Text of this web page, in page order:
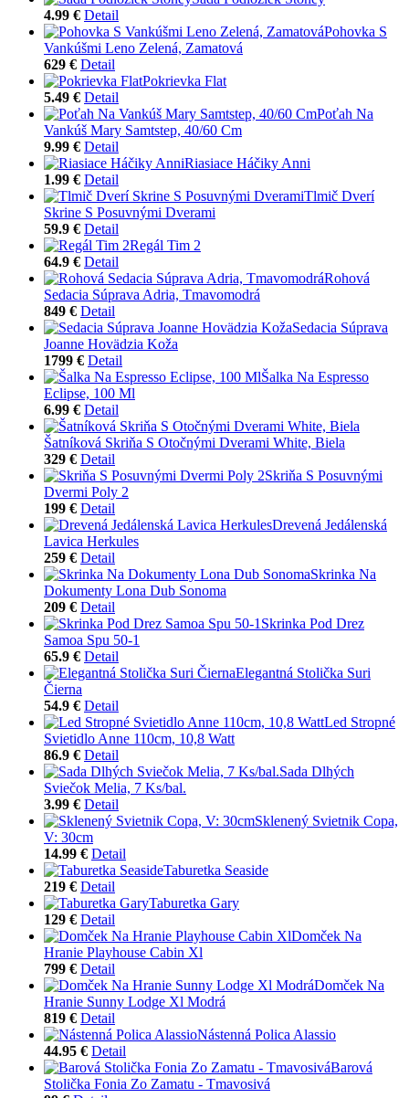
4.99 € Detail
Pohovka S
Vankúšmi Leno Zelená, Zamatová
629 € Detail
Pokrievka Flat
5.49 € Detail
Poťah Na
Vankúš Mary Samtstep, 40/60 Cm
9.99 € Detail
Riasiace Háčiky Anni
1.99 € Detail
Tlmič Dverí
Skrine S Posuvnými Dverami
59.9 € Detail
Regál Tim 2
64.9 € Detail
Rohová
Sedacia Súprava Adria, Tmavomodrá
849 € Detail
Sedacia Súprava
Joanne Hovädzia Koža
1799 € Detail
Šalka Na Espresso
Eclipse, 100 Ml
6.99 € Detail
Šatníková Skriňa S Otočnými Dverami White, Biela
329 € Detail
Skriňa S Posuvnými
Dvermi Poly 2
199 € Detail
Drevená Jedálenská
Lavica Herkules
259 € Detail
Skrinka Na
Dokumenty Lona Dub Sonoma
209 € Detail
Skrinka Pod Drez
Samoa Spu 50-1
65.9 € Detail
Elegantná Stolička Suri
Čierna
54.9 € Detail
Led Stropné
Svietidlo Anne 110cm, 10,8 Watt
86.9 € Detail
Sada Dlhých
Sviečok Melia, 7 Ks/bal.
3.99 € Detail
Sklenený Svietnik Copa,
V: 30cm
14.99 € Detail
Taburetka Seaside
219 € Detail
Taburetka Gary
129 € Detail
Domček Na
Hranie Playhouse Cabin Xl
799 € Detail
Domček Na
Hranie Sunny Lodge Xl Modrá
819 € Detail
Nástenná Polica Alassio
44.95 € Detail
Barová
Stolička Fonia Zo Zamatu - Tmavosivá